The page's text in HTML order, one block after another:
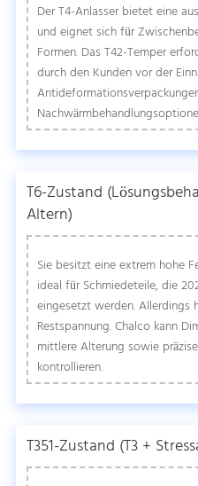
Der T4-Anlasser bietet eine
und eignet sich für
Formen. Das T42-Temper
durch den Kunden vor der
T6-Zustand
Altern)
Sie besitzt eine extrem hohe
ideal für Schmiedeteile, die
eingesetzt werden. Allerdings
Restspannung. Chalco kann
mittlere Alterung sowie
kontrollieren.
T351-Zustand (T3 +